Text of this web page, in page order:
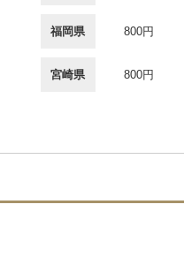
福岡県 800円
宮崎県 800円